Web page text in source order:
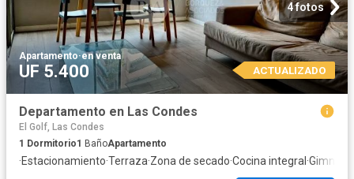
4 fotos
Apartamento·en venta
UF 5.400 ACTUALIZADO
Departamento en Las Condes
El Golf, Las Condes
1 Dormitorio1 BañoApartamento
·Estacionamiento·Terraza·Zona de secado·Cocina integral ·